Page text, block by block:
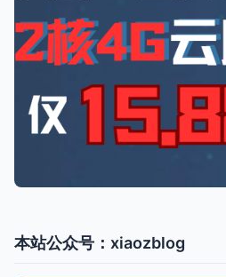
本站公众号：xiaozblog